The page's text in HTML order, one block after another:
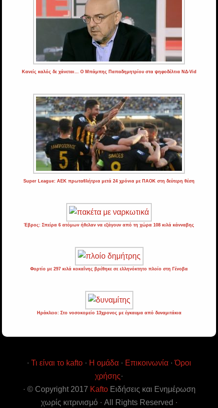
Κανείς καλός δε χάνεται… Ο Μπάμπης Παπαδημητρίου στα ψηφοδέλτια ΝΔ-Vid
Super League: ΑΕΚ πρωταθλήτρια μετά 24 χρόνια με ΠΑΟΚ στη δεύτερη θέση
Έβρος: Σπείρα 6 ατόμων ήθελαν να εξάγουν από τη χώρα 108 κιλά κάνναβης
Φορτίο με 297 κιλά κοκαΐνης βρέθηκε σε ελληνόκτητο πλοίο στη Γένοβα
Ηράκλειο: Στο νοσοκομείο 13χρονος με έγκαυμα από δυναμιτάκια
· Τι είναι το kafto · Η ομάδα · Επικοινωνία ·Όροι
χρήσης·
· © Copyright 2017 KaftoΕιδήσεις και Ενημέρωση
χωρίς κιτρινισμό · All Rights Reserved ·